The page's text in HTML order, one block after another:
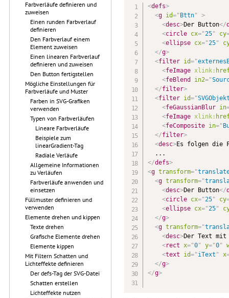
Farbverläufe definieren und
zuweisen
Einen runden Farbverlauf
definieren
Den Farbverlauf einem
Element zuweisen
Einen linearen Farbverlauf
definieren und zuweisen
Den Button fertigstellen
Mögliche Einstellungen für
Farbverläufe und Muster
Farben in SVG-Grafiken
verwenden
Typen von Farbverläufen
Lineare Farbverläufe
Beispiele zum
linearGradient-Tag
Radiale Verläufe
Allgemeine Informationen
zu Verläufen
Farbverläufe anwenden und
einsetzen
Füllmuster definieren und
verwenden
Elemente drehen und kippen
Texte drehen
Grafische Elemente drehen
Elemente kippen
Mit Filtern Schatten und
Lichteffekte definieren
Der defs-Tag der SVG-Datei
Schatten erstellen
Lichteffekte nutzen
<defs>
<g id=" Bttn" >
<desc>Der Button</
<circle cx="25" cy
<ellipse cx="25"
</g>
<filter id="
<feImage xlink:
<feBlend in2="
</filter>
<filter id="
<feGaussianBlur in
<feImage xlink:
<feComposite in="
</filter>
<desc>Es folgen die
</defs>
<g transform="
<g transform="
<desc>Der Button</
<circle cx="25" cy
<ellipse cx="25"
</g>
<g transform="
<desc>Der Text mit
<rect x="0" y="0"
<text id="iText " x
</g>
</g>